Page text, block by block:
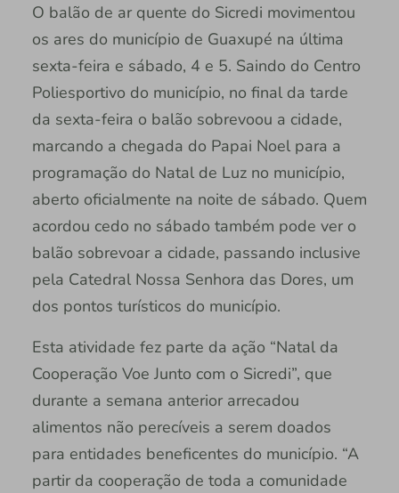
O balão de ar quente do Sicredi movimentou
os ares do município de Guaxupé na última
sexta-feira e sábado, 4 e 5. Saindo do Centro
Poliesportivo do município, no final da tarde
da sexta-feira o balão sobrevoou a cidade,
marcando a chegada do Papai Noel para a
programação do Natal de Luz no município,
aberto oficialmente na noite de sábado. Quem
acordou cedo no sábado também pode ver o
balão sobrevoar a cidade, passando inclusive
pela Catedral Nossa Senhora das Dores, um
dos pontos turísticos do município.
Esta atividade fez parte da ação “Natal da
Cooperação Voe Junto com o Sicredi”, que
durante a semana anterior arrecadou
alimentos não perecíveis a serem doados
para entidades beneficentes do município. “A
partir da cooperação de toda a comunidade